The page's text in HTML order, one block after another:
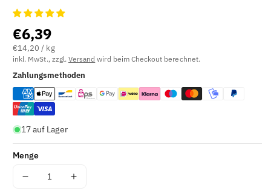
E
N
U
M
M
E
R
(
S
U
€6,39
€14,20 / kg
inkl. MwSt., zzgl. Versand wird beim Checkout berechnet.
Zahlungsmethoden
17 auf Lager
Menge
Menge
Menge